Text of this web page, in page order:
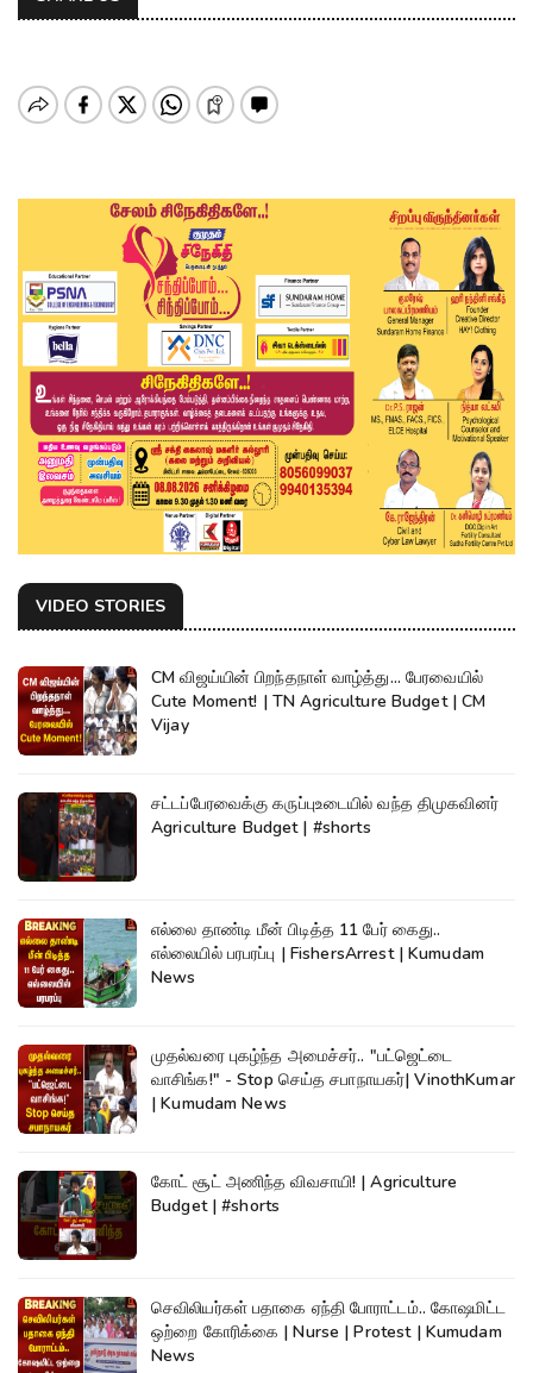
VIDEO STORIES
CM விஜய்யின் பிறந்தநாள் வாழ்த்து... பேரவையில்
Cute Moment! | TN Agriculture Budget | CM
Vijay
சட்டப்பேரவைக்கு கருப்புஉடையில் வந்த திமுகவினர்
Agriculture Budget | #shorts
எல்லை தாண்டி மீன் பிடித்த 11 பேர் கைது..
எல்லையில் பரபரப்பு | FishersArrest | Kumudam
News
முதல்வரை புகழ்ந்த அமைச்சர்.. "பட்ஜெட்டை
வாசிங்க!" - Stop செய்த சபாநாயகர்| VinothKumar
| Kumudam News
கோட் சூட் அணிந்த விவசாயி! | Agriculture
Budget | #shorts
செவிலியர்கள் பதாகை ஏந்தி போராட்டம்.. கோஷமிட்ட
ஒற்றை கோரிக்கை | Nurse | Protest | Kumudam
News